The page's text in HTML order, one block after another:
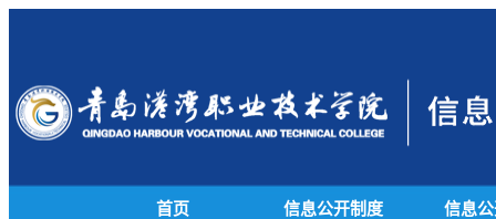
首页 信息公开制度 信息